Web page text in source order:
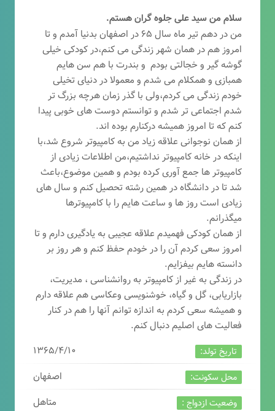
سلام من سید علی جلوه گران هستم.
من در دهم تیر ماه سال ۶۵ در اصفهان بدنیا آمدم و تا
امروز هم در همان شهر زندگی می کنم،در کودکی خیلی
گوشه گیر و خجالتی بودم و بندرت با هم سن هایم
همبازی و همکلام می شدم و معمولا در دنیای تخیلی
خودم زندگی می کردم،ولی با گذر زمان هرچه بزرگ تر
شدم اجتماعی تر شدم و توانستم دوست های خوبی پیدا
کنم که تا امروز همیشه درکنارم بوده اند.
از همان نوجوانی علاقه زیاد من به کامپیوتر شروع شد،با
اینکه در خانه کامپیوتر نداشتیم،من اطلاعات زیادی از
کامپیوتر ها جمع آوری کرده بودم و همین موضوع،باعث
شد تا در دانشگاه در همین رشته تحصیل کنم و سال های
زیادی است روز ها و ساعت هایم را با کامپیوترها
میگذرانم.
از همان کودکی فهمیدم علاقه عجیبی به یادگیری دارم و تا
امروز سعی کردم آن را در خودم حفظ کنم و هر روز بر
دانسته هایم بیفزایم.
در زندگی به غیر از کامپیوتر به روانشناسی ، مدیریت،
بازاریابی، گل و گیاه، خوشنویسی وعکاسی هم علاقه دارم
و همیشه سعی کردم به اندازه توانم آنها را هم در کنار
فعالیت های اصلیم دنبال کنم.
تاریخ تولد: ۱۳۶۵/۴/۱۰
محل سکونت: اصفهان
وضعیت ازدواج : متاهل